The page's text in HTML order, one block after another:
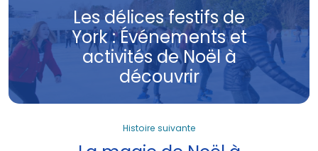
Les délices festifs de
York : Événements et
activités de Noël à
découvrir
Histoire suivante